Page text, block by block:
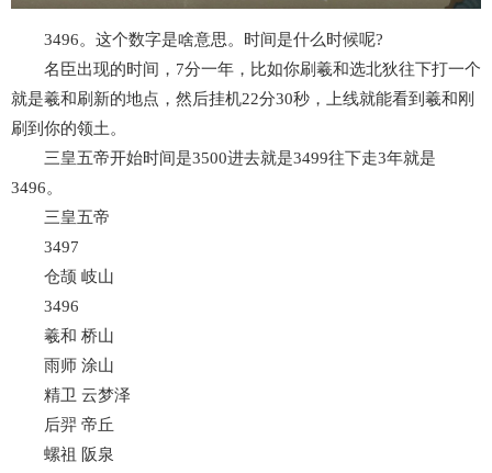
3496。这个数字是啥意思。时间是什么时候呢?
名臣出现的时间，7分一年，比如你刷羲和选北狄往下打一个
就是羲和刷新的地点，然后挂机22分30秒，上线就能看到羲和刚
刷到你的领土。
三皇五帝开始时间是3500进去就是3499往下走3年就是
3496。
三皇五帝
3497
仓颉 岐山
3496
羲和 桥山
雨师 涂山
精卫 云梦泽
后羿 帝丘
螺祖 阪泉